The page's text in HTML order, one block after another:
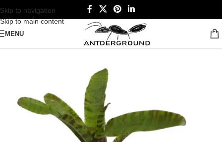
Skip to navigation
Skip to main content
MENU